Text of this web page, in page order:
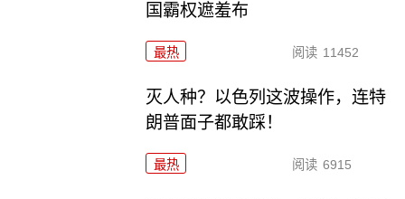
国霸权遮羞布
最热 阅读 11452
灭人种？以色列这波操作，连特
朗普面子都敢踩！
最热 阅读 6915